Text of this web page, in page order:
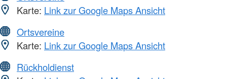
Karte: Link zur Google Maps Ansicht
Ortsvereine
Karte: Link zur Google Maps Ansicht
Rückholdienst